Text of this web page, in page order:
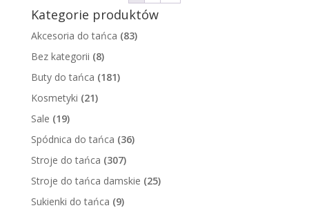
Kategorie produktów
Akcesoria do tańca (83)
Bez kategorii (8)
Buty do tańca (181)
Kosmetyki (21)
Sale (19)
Spódnica do tańca (36)
Stroje do tańca (307)
Stroje do tańca damskie (25)
Sukienki do tańca (9)